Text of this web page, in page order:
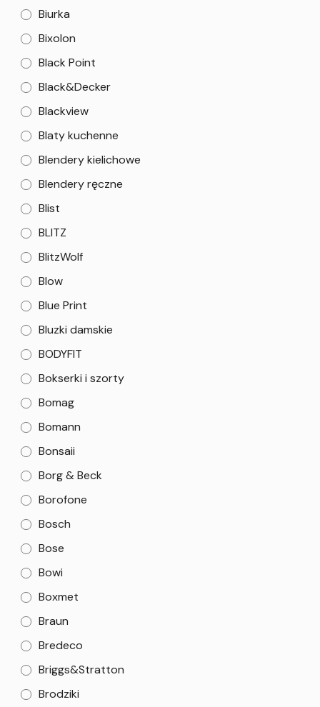
Biurka
Bixolon
Black Point
Black&Decker
Blackview
Blaty kuchenne
Blendery kielichowe
Blendery ręczne
Blist
BLITZ
BlitzWolf
Blow
Blue Print
Bluzki damskie
BODYFIT
Bokserki i szorty
Bomag
Bomann
Bonsaii
Borg & Beck
Borofone
Bosch
Bose
Bowi
Boxmet
Braun
Bredeco
Briggs&Stratton
Brodziki